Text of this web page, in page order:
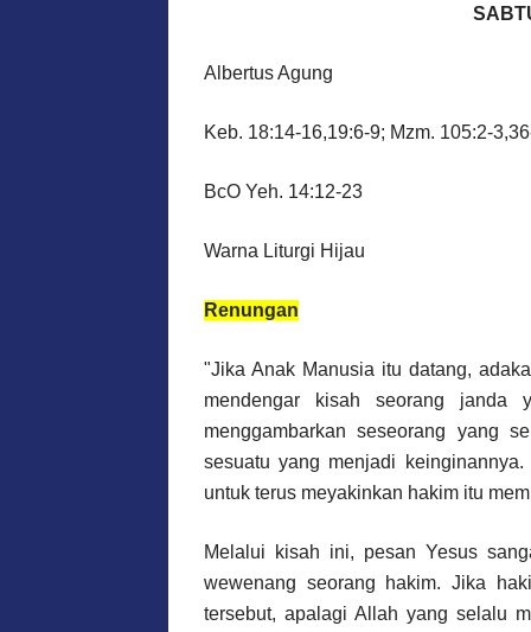
Albertus Agung
Keb. 18:14-16,19:6-9; Mzm. 105:2-
BcO Yeh. 14:12-23
Warna Liturgi Hijau
Renungan
"Jika Anak Manusia itu datang,
mendengar
kisah seorang janda
menggambarkan
seseorang yang
sesuatu yang menjadi keinginannya.
untuk terus meyakinkan hakim itu
Melalui kisah ini, pesan Yesus
wewenang seorang hakim. Jika
tersebut, apalagi Allah yang selalu